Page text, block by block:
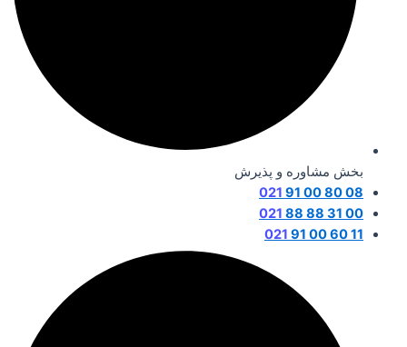
بخش مشاوره و پذیرش
08 80 00 91
021
00 31 88 88
021
11 60 00 91
021